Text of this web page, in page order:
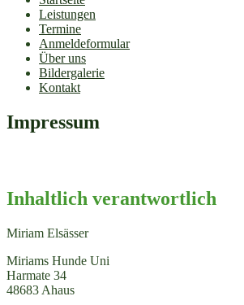
Leistungen
Termine
Anmeldeformular
Über uns
Bildergalerie
Kontakt
Impressum
Inhaltlich verantwortlich
Miriam Elsässer
Miriams Hunde Uni
Harmate 34
48683 Ahaus